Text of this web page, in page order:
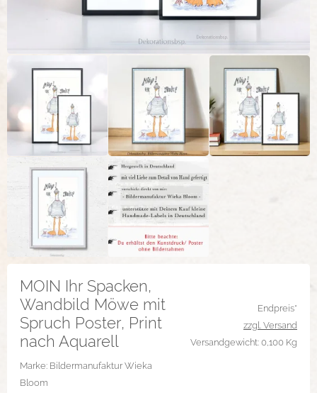
MOIN Ihr Spacken,
Wandbild Möwe mit
Spruch Poster, Print
nach Aquarell
Marke: Bildermanufaktur Wieka
Bloom
Endpreis*
zzgl. Versand
Versandgewicht: 0,100 Kg